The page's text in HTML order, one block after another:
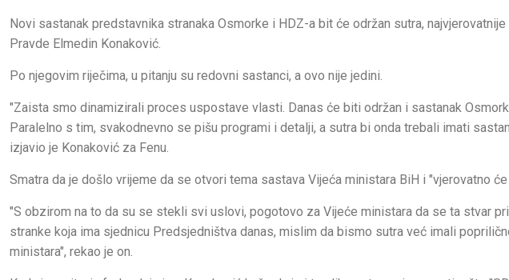
Novi sastanak predstavnika stranaka Osmorke i HDZ-a bit će održan sutra,
Pravde Elmedin Konaković.
Po njegovim riječima, u pitanju su redovni sastanci, a ovo nije jedini.
"Zaista smo dinamizirali proces uspostave vlasti. Danas će biti održan i sastanak
Paralelno s tim, svakodnevno se pišu programi i detalji, a sutra bi onda trebali imati
izjavio je Konaković za Fenu.
Smatra da je došlo vrijeme da se otvori tema sastava Vijeća ministara BiH i "vjerovatno će
"S obzirom na to da su se stekli svi uslovi, pogotovo za Vijeće ministara da se ta stvar
stranke koja ima sjednicu Predsjedništva danas, mislim da bismo sutra već imali
ministara", rekao je on.